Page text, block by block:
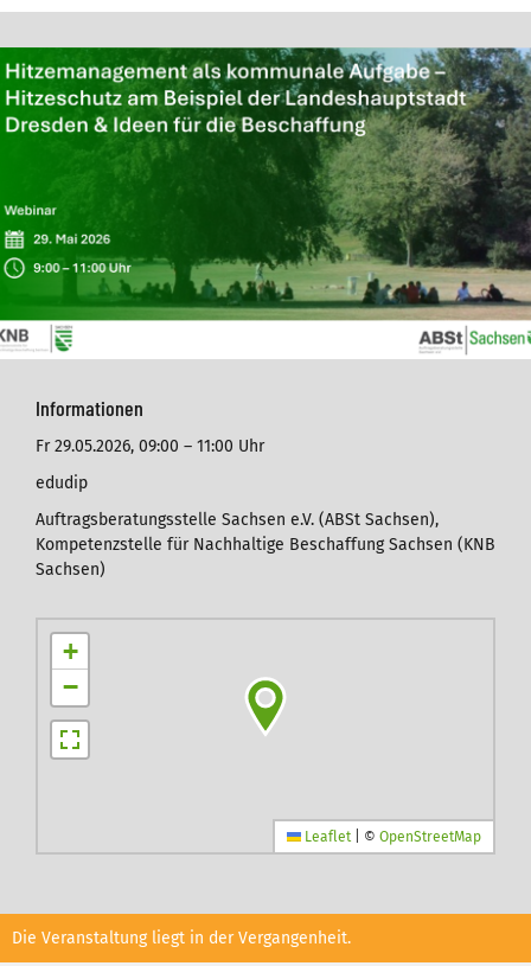
Die Veranstaltung liegt in der Vergangenheit.
Informationen
Fr 29.05.2026, 09:00 – 11:00 Uhr
edudip
Auftragsberatungsstelle Sachsen e.V. (ABSt Sachsen),
Kompetenzstelle für Nachhaltige Beschaffung Sachsen (KNB
Sachsen)
+
−
Leaflet © OpenStreetMap